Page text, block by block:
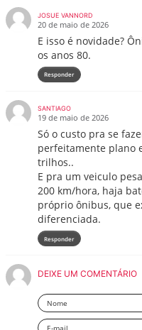
JOSUE VANNORD
20 de maio de 2026
E isso é novidade?
os anos 80.
Responder
SANTIAGO
19 de maio de 2026
Só o custo pra se
perfeitamente plano
trilhos..
E pra um veiculo
200 km/hora, haja
próprio ônibus, que
diferenciada.
Responder
DEIXE UM COMENTÁRIO
Nome
Email